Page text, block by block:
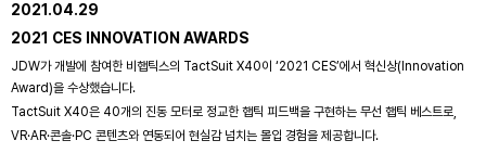
2021.04.29
2021 CES INNOVATION AWARDS
JDW가 개발에 참여한 비햅틱스의 TactSuit X40이 ‘2021 CES’에서 혁신상(Innovation
Award)을 수상했습니다.
TactSuit X40은 40개의 진동 모터로 정교한 햅틱 피드백을 구현하는 무선 햅틱 베스트로,
VR·AR·콘솔·PC 콘텐츠와 연동되어 현실감 넘치는 몰입 경험을 제공합니다.